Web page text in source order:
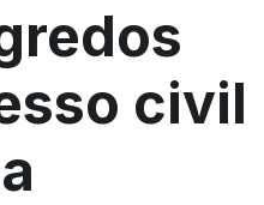
civil